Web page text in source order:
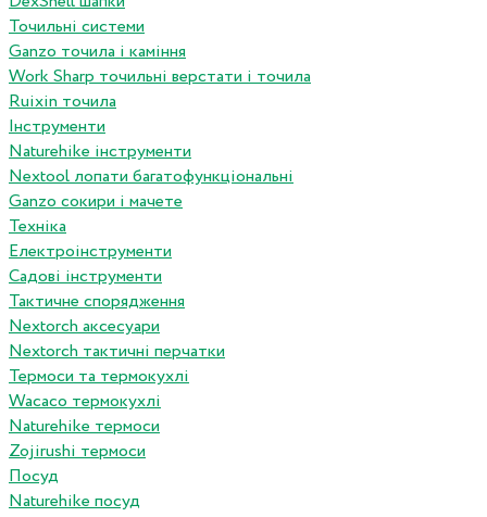
Точильні системи
Ganzo точила і каміння
Work Sharp точильні верстати і точила
Ruixin точила
Інструменти
Naturehike інструменти
Nextool лопати багатофункціональні
Ganzo сокири і мачете
Техніка
Електроінструменти
Садові інструменти
Тактичне спорядження
Nextorch аксесуари
Nextorch тактичні перчатки
Термоси та термокухлі
Wacaco термокухлі
Naturehike термоси
Zojirushi термоси
Посуд
Naturehike посуд